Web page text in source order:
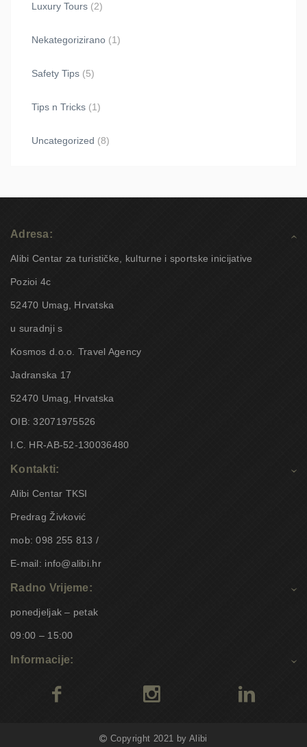
Luxury Tours (2)
Nekategorizirano (1)
Safety Tips (5)
Tips n Tricks (1)
Uncategorized (8)
Adresa:
Alibi Centar za turističke, kulturne i sportske inicijative
Pozioi 4c
52470 Umag, Hrvatska
u suradnji s
Kosmos d.o.o. Travel Agency
Jadranska 17
52470 Umag, Hrvatska
OIB: 32071975526
I.C. HR-AB-52-130036480
Kontakti:
Alibi Centar TKSI
Predrag Živković
mob: 098 255 813 /
E-mail: info@alibi.hr
Radno Vrijeme:
ponedjeljak – petak
09:00 – 15:00
Informacije:
Copyright 2021 by Alibi